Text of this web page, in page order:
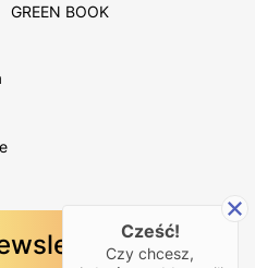
GREEN BOOK
Cześć!
Czy chcesz,